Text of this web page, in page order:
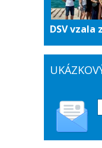
DSV vzala